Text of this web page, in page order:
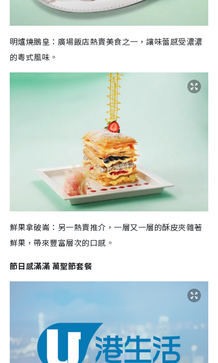
明爐燒鵝皇：廣場飯店熱賣美食之一，讓味蕾感受濃濃
的粵式風味。
鮮果拿破崙：另一熱賣推介，一層又一層的酥皮夾雜著
鮮果，帶來豐富層次的口感。
節日感滿滿 萬聖節套餐